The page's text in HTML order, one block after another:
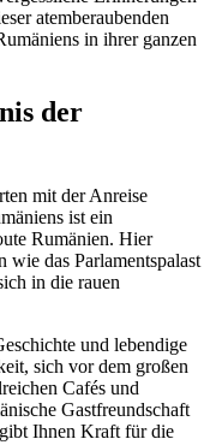
atemberaubenden
in ihrer ganzen
der
mit der Anreise
ist ein
Rumänien. Hier
das Parlamentspalast
in die rauen
und lebendige
sich vor dem großen
Cafés und
Gastfreundschaft
Ihnen Kraft für die